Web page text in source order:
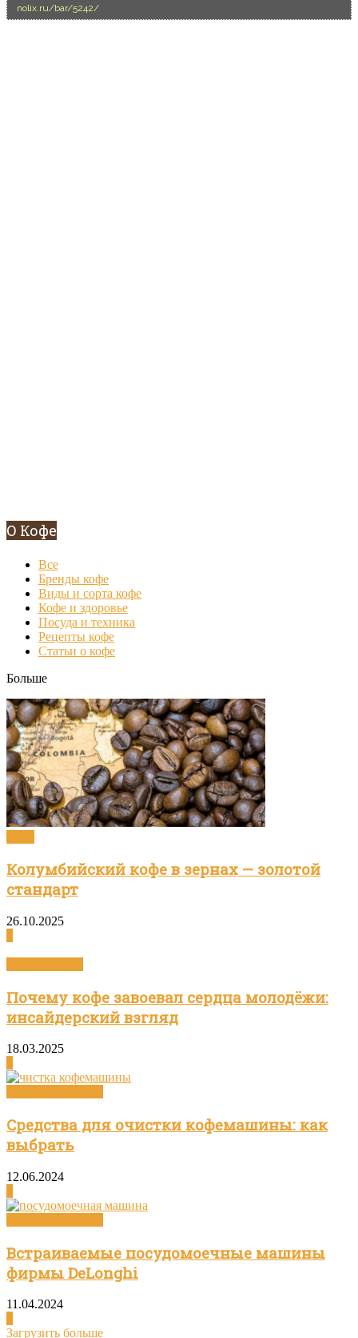
nolix.ru/bar/5242/
О Кофе
Все
Бренды кофе
Виды и сорта кофе
Кофе и здоровье
Посуда и техника
Рецепты кофе
Статьи о кофе
Больше
Колумбийский кофе в зернах — золотой
стандарт
26.10.2025
Почему кофе завоевал сердца молодёжи:
инсайдерский взгляд
18.03.2025
Средства для очистки кофемашины: как
выбрать
12.06.2024
Встраиваемые посудомоечные машины
фирмы DeLonghi
11.04.2024
Загрузить больше